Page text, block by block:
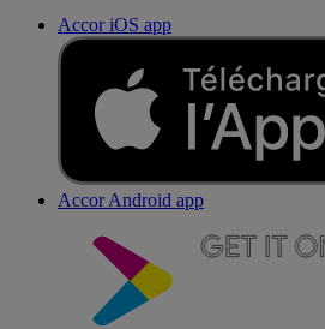
Accor iOS app
Accor Android app